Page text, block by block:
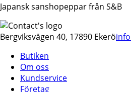
Japansk sanshopeppar från S&B
Bergviksvägen 40, 17890 Ekerö
Butiken
Om oss
Kundservice
Företag